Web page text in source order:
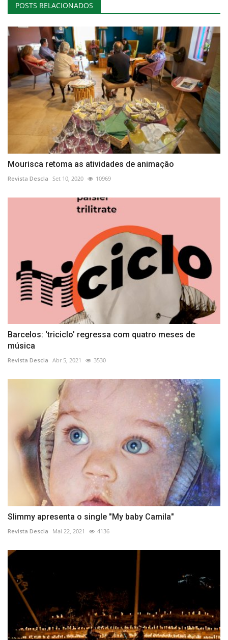
POSTS RELACIONADOS
Mourisca retoma as atividades de animação
Revista Descla Set 10, 2020 10969
Barcelos: ‘triciclo’ regressa com quatro meses de
música
Revista Descla Abr 5, 2021 3530
Slimmy apresenta o single "My baby Camila"
Revista Descla Mai 22, 2021 4136